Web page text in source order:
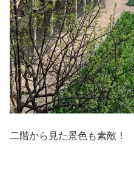
二階から見た景色も素敵！